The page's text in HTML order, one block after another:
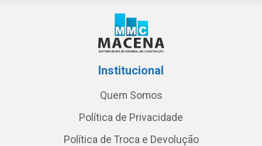
Institucional
Quem Somos
Política de Privacidade
Política de Troca e Devolução